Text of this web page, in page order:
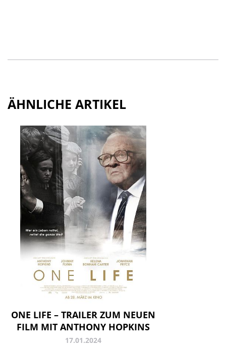
ÄHNLICHE ARTIKEL
ONE LIFE – TRAILER ZUM NEUEN
FILM MIT ANTHONY HOPKINS
17.01.2024